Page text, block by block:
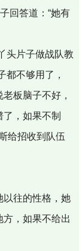
回答道：“她有
头片子做战队教
都不够用了，
板脑子不好，
，如果不制
给招收到队伍
往的性格，她
，如果不给出